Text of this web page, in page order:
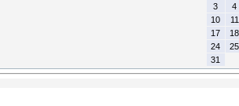
3
4
10
11
17
18
24
25
31